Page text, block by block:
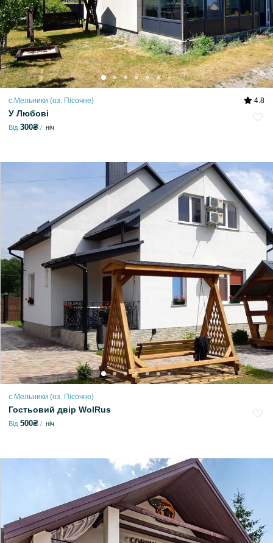
с.Мельники (оз. Пісочне) 4.8
У Любові
Від 300₴ ніч
с.Мельники (оз. Пісочне)
Гостьовий двір WolRus
Від 500₴ ніч